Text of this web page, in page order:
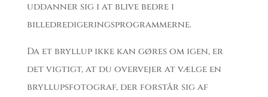
uddanner sig i at blive bedre i
billedredigeringsprogrammerne.
Da et bryllup ikke kan gøres om igen, er
det vigtigt, at du overvejer at vælge en
bryllupsfotograf, der forstår sig af